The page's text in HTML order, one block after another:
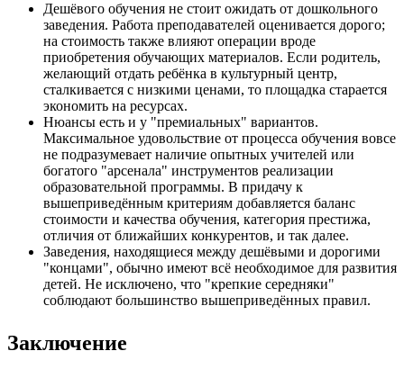
Дешёвого обучения не стоит ожидать от дошкольного
заведения. Работа преподавателей оценивается дорого;
на стоимость также влияют операции вроде
приобретения обучающих материалов. Если родитель,
желающий отдать ребёнка в культурный центр,
сталкивается с низкими ценами, то площадка старается
экономить на ресурсах.
Нюансы есть и у "премиальных" вариантов.
Максимальное удовольствие от процесса обучения вовсе
не подразумевает наличие опытных учителей или
богатого "арсенала" инструментов реализации
образовательной программы. В придачу к
вышеприведённым критериям добавляется баланс
стоимости и качества обучения, категория престижа,
отличия от ближайших конкурентов, и так далее.
Заведения, находящиеся между дешёвыми и дорогими
"концами", обычно имеют всё необходимое для развития
детей. Не исключено, что "крепкие середняки"
соблюдают большинство вышеприведённых правил.
Заключение